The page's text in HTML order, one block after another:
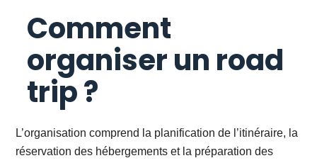
Comment
organiser un road
trip ?
L’organisation comprend la planification de l’itinéraire, la
réservation des hébergements et la préparation des